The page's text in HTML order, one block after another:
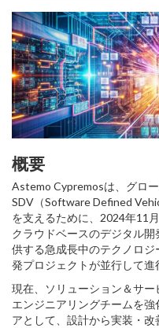
概要
Astemo Cypremosは、グロ
SDV（Software Defined
を支えるために、2024年11
クラウドベースのデジタル
供する急成長中のテクノロ
発プロジェクトが並行して進
現在、ソリューション＆サ
エンジニアリングチームを
アとして、設計から実装・